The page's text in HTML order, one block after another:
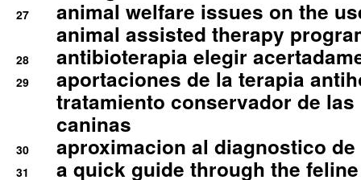
27
animal welfare issues on the
animal assisted therapy
28 antibioterapia elegir
29
aportaciones de la terapia
tratamiento conservador de
caninas
30 aproximacion al diagnostico
31 a quick guide through the